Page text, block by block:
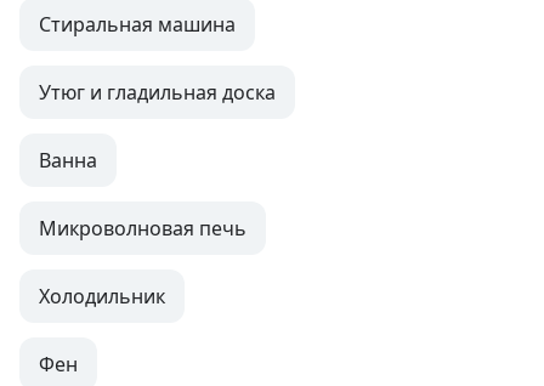
Стиральная машина
Утюг и гладильная доска
Ванна
Микроволновая печь
Холодильник
Фен